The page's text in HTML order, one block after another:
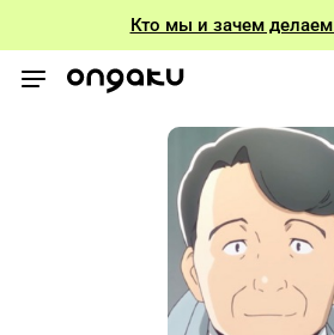
Кто мы и зачем делаем